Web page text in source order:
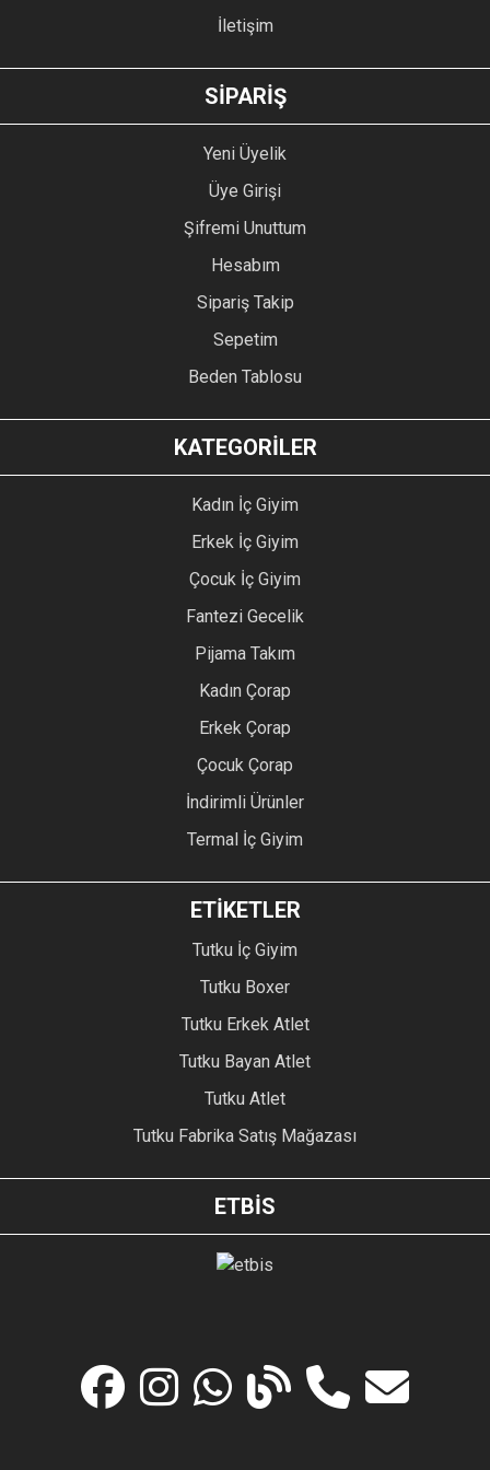
GÖNDER
İletişim
SİPARİŞ
Yeni Üyelik
Üye Girişi
Şifremi Unuttum
Hesabım
Sipariş Takip
Sepetim
Beden Tablosu
KATEGORİLER
Kadın İç Giyim
Erkek İç Giyim
Çocuk İç Giyim
Fantezi Gecelik
Pijama Takım
Kadın Çorap
Erkek Çorap
Çocuk Çorap
İndirimli Ürünler
Termal İç Giyim
ETİKETLER
Tutku İç Giyim
Tutku Boxer
Tutku Erkek Atlet
Tutku Bayan Atlet
Tutku Atlet
Tutku Fabrika Satış Mağazası
ETBİS